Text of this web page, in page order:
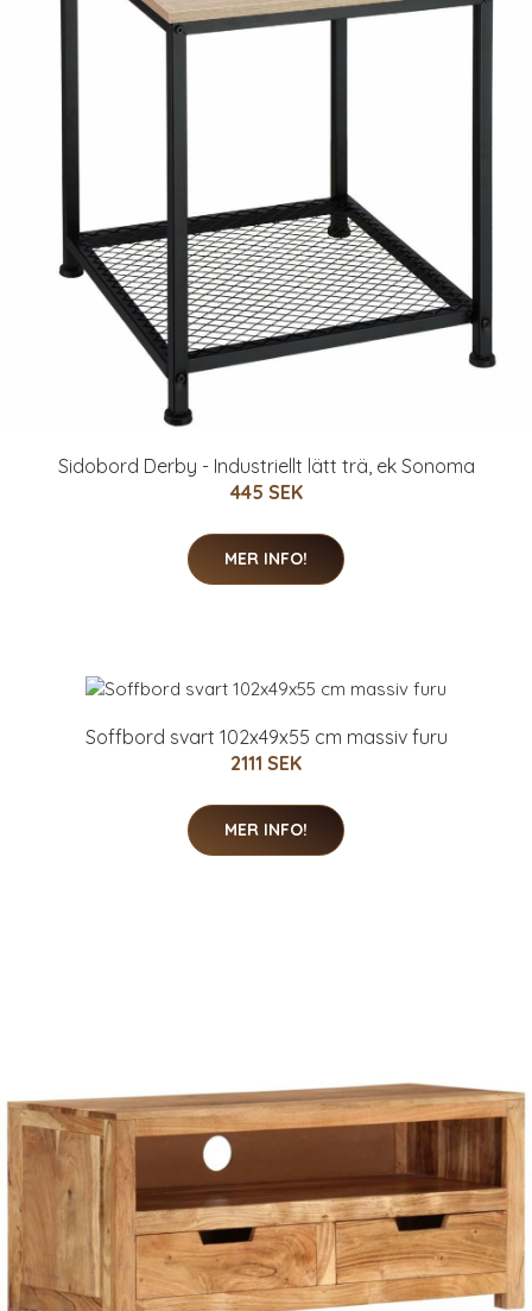
Sidobord Derby - Industriellt lätt trä, ek Sonoma
445 SEK
MER INFO!
Soffbord svart 102x49x55 cm massiv furu
2111 SEK
MER INFO!